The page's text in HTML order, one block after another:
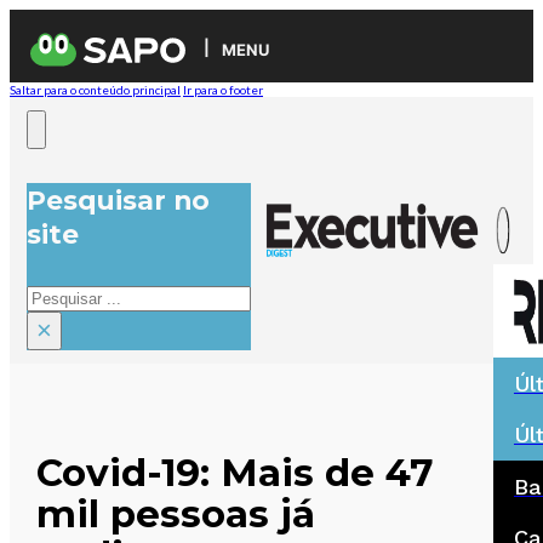
MENU
Saltar para o conteúdo principal Ir para o footer
Pesquisar no
site
Pesquisar
×
Covid-19: Mais de 47
mil pessoas já